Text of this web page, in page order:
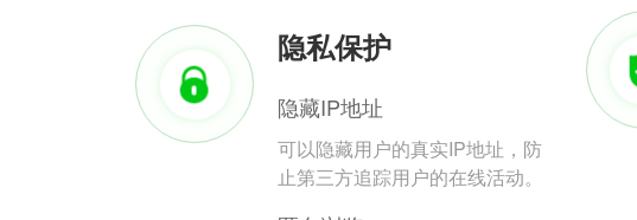
隐私保护
隐藏IP地址
可以隐藏用户的真实IP地址，防
止第三方追踪用户的在线活动。